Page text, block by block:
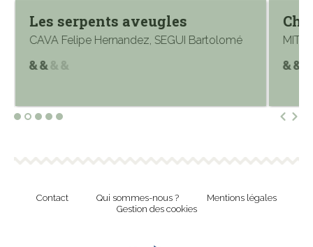
Les serpents aveugles
CAVA Felipe Hernandez, SEGUI Bartolomé
Contact Qui sommes-nous ?
Mentions légales
Gestion des cookies